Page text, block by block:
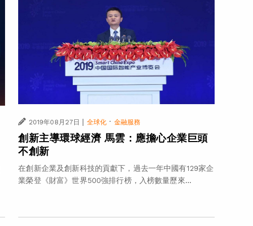
2019年08月27日 | 全球化 · 金融服務
創新主導環球經濟 馬雲：應擔心企業巨頭
不創新
在創新企業及創新科技的貢獻下，過去一年中國有129家企
業榮登《財富》世界500強排行榜，入榜數量歷來...